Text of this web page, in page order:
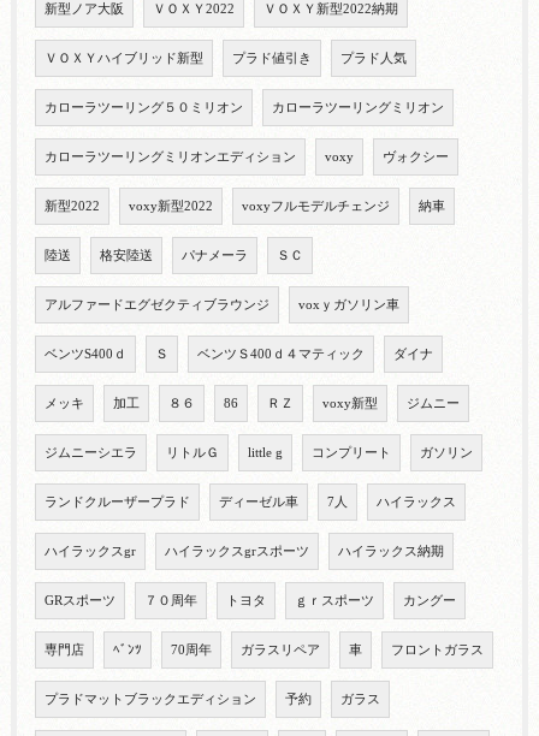
新型ノア大阪 ＶＯＸＹ2022 ＶＯＸＹ新型2022納期
ＶＯＸＹハイブリッド新型 プラド値引き プラド人気
カローラツーリング５０ミリオン カローラツーリングミリオン
カローラツーリングミリオンエディション voxy ヴォクシー
新型2022 voxy新型2022 voxyフルモデルチェンジ 納車
陸送 格安陸送 パナメーラ ＳＣ
アルファードエグゼクティブラウンジ voxｙガソリン車
ベンツS400ｄ Ｓ ベンツＳ400ｄ４マティック ダイナ
メッキ 加工 ８６ 86 ＲＺ voxy新型 ジムニー
ジムニーシエラ リトルＧ little g コンプリート ガソリン
ランドクルーザープラド ディーゼル車 7人 ハイラックス
ハイラックスgr ハイラックスgrスポーツ ハイラックス納期
GRスポーツ ７０周年 トヨタ ｇｒスポーツ カングー
専門店 ﾍﾞﾝﾂ 70周年 ガラスリペア 車 フロントガラス
プラドマットブラックエディション 予約 ガラス